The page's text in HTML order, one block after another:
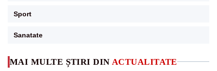
MAI MULTE ȘTIRI DIN ACTUALITATE
Sport
Sanatate